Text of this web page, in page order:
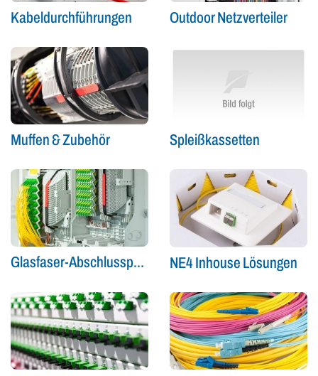
Kabeldurchführungen Outdoor Netzverteiler
Muffen & Zubehör Spleißkassetten
Glasfaser-Abschlusspunkt (Gf-AP) NE4 Inhouse Lösungen